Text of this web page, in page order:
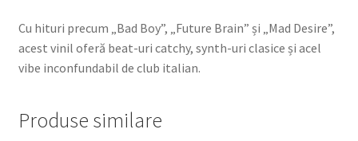
Cu hituri precum „Bad Boy”, „Future Brain” și „Mad Desire”,
acest vinil oferă beat-uri catchy, synth-uri clasice și acel
vibe inconfundabil de club italian.
Produse similare